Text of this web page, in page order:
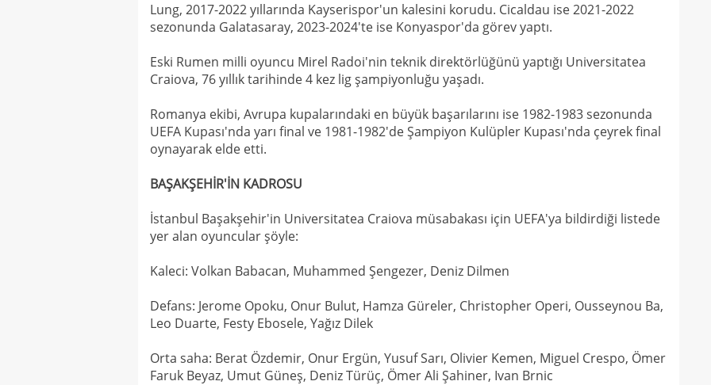
Lung, 2017-2022 yıllarında Kayserispor'un kalesini korudu. Cicaldau ise 2021-2022
sezonunda Galatasaray, 2023-2024'te ise Konyaspor'da görev yaptı.
Eski Rumen milli oyuncu Mirel Radoi'nin teknik direktörlüğünü yaptığı Universitatea
Craiova, 76 yıllık tarihinde 4 kez lig şampiyonluğu yaşadı.
Romanya ekibi, Avrupa kupalarındaki en büyük başarılarını ise 1982-1983 sezonunda
UEFA Kupası'nda yarı final ve 1981-1982'de Şampiyon Kulüpler Kupası'nda çeyrek final
oynayarak elde etti.
BAŞAKŞEHİR'İN KADROSU
İstanbul Başakşehir'in Universitatea Craiova müsabakası için UEFA'ya bildirdiği listede
yer alan oyuncular şöyle:
Kaleci: Volkan Babacan, Muhammed Şengezer, Deniz Dilmen
Defans: Jerome Opoku, Onur Bulut, Hamza Güreler, Christopher Operi, Ousseynou Ba,
Leo Duarte, Festy Ebosele, Yağız Dilek
Orta saha: Berat Özdemir, Onur Ergün, Yusuf Sarı, Olivier Kemen, Miguel Crespo, Ömer
Faruk Beyaz, Umut Güneş, Deniz Türüç, Ömer Ali Şahiner, Ivan Brnic